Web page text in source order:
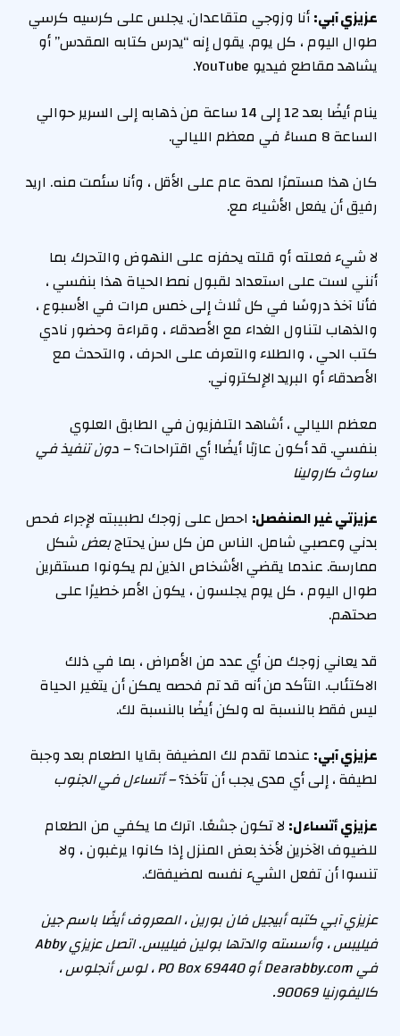
عزيزي آبي:أنا وزوجي متقاعدان. يجلس على كرسيه كرسي
طوال اليوم ، كل يوم. يقول إنه “يدرس كتابه المقدس” أو
يشاهد مقاطع فيديو YouTube.
ينام أيضًا بعد 12 إلى 14 ساعة من ذهابه إلى السرير حوالي
الساعة 8 مساءً في معظم الليالي.
كان هذا مستمرًا لمدة عام على الأقل ، وأنا سئمت منه. اريد
رفيق أن يفعل الأشياء مع.
لا شيء فعلته أو قلته يحفزه على النهوض والتحرك. بما
أنني لست على استعداد لقبول نمط الحياة هذا بنفسي ،
فأنا آخذ دروسًا في كل ثلاث إلى خمس مرات في الأسبوع ،
والذهاب لتناول الغداء مع الأصدقاء ، وقراءة وحضور نادي
كتب الحي ، والطلاء والتعرف على الحرف ، والتحدث مع
الأصدقاء أو البريد الإلكتروني.
معظم الليالي ، أشاهد التلفزيون في الطابق العلوي
بنفسي. قد أكون عازبًا أيضًا! أي اقتراحات؟– دون تنفيذ في
ساوث كارولينا
عزيزتي غير المنفصل: احصل على زوجك لطبيبته لإجراء فحص
بدني وعصبي شامل. الناس من كل سن يحتاجبعضشكل
ممارسة. عندما يقضي الأشخاص الذين لم يكونوا مستقرين
طوال اليوم ، كل يوم يجلسون ، يكون الأمر خطيرًا على
صحتهم.
قد يعاني زوجك من أي عدد من الأمراض ، بما في ذلك
الاكتئاب. التأكد من أنه قد تم فحصه يمكن أن يتغير الحياة
ليس فقط بالنسبة له ولكن أيضًا بالنسبة لك.
عزيزي آبي: عندما تقدم لك المضيفة بقايا الطعام بعد وجبة
لطيفة ، إلى أي مدى يجب أن تأخذ؟– أتساءل في الجنوب
عزيزي أتساءل: لا تكون جشعًا. اترك ما يكفي من الطعام
للضيوف الآخرين لأخذ بعض المنزل إذا كانوا يرغبون ، ولا
تنسوا أن تفعل الشيء نفسه لمضيفةك.
عزيزي آبي كتبه أبيجيل فان بورين ، المعروف أيضًا باسم جين
فيليبس ، وأسسته والدتها بولين فيليبس. اتصل عزيزي Abby
في Dearabby.com أو PO Box 69440 ، لوس أنجلوس ،
كاليفورنيا 90069.